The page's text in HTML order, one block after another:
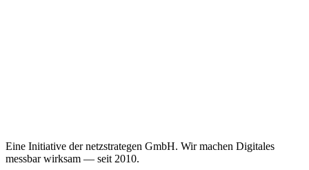
Eine Initiative der netzstrategen GmbH. Wir machen Digitales
messbar wirksam — seit 2010.